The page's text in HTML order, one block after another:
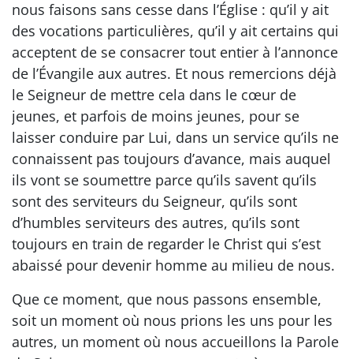
nous faisons sans cesse dans l’Église : qu’il y ait
des vocations particulières, qu’il y ait certains qui
acceptent de se consacrer tout entier à l’annonce
de l’Évangile aux autres. Et nous remercions déjà
le Seigneur de mettre cela dans le cœur de
jeunes, et parfois de moins jeunes, pour se
laisser conduire par Lui, dans un service qu’ils ne
connaissent pas toujours d’avance, mais auquel
ils vont se soumettre parce qu’ils savent qu’ils
sont des serviteurs du Seigneur, qu’ils sont
d’humbles serviteurs des autres, qu’ils sont
toujours en train de regarder le Christ qui s’est
abaissé pour devenir homme au milieu de nous.
Que ce moment, que nous passons ensemble,
soit un moment où nous prions les uns pour les
autres, un moment où nous accueillons la Parole